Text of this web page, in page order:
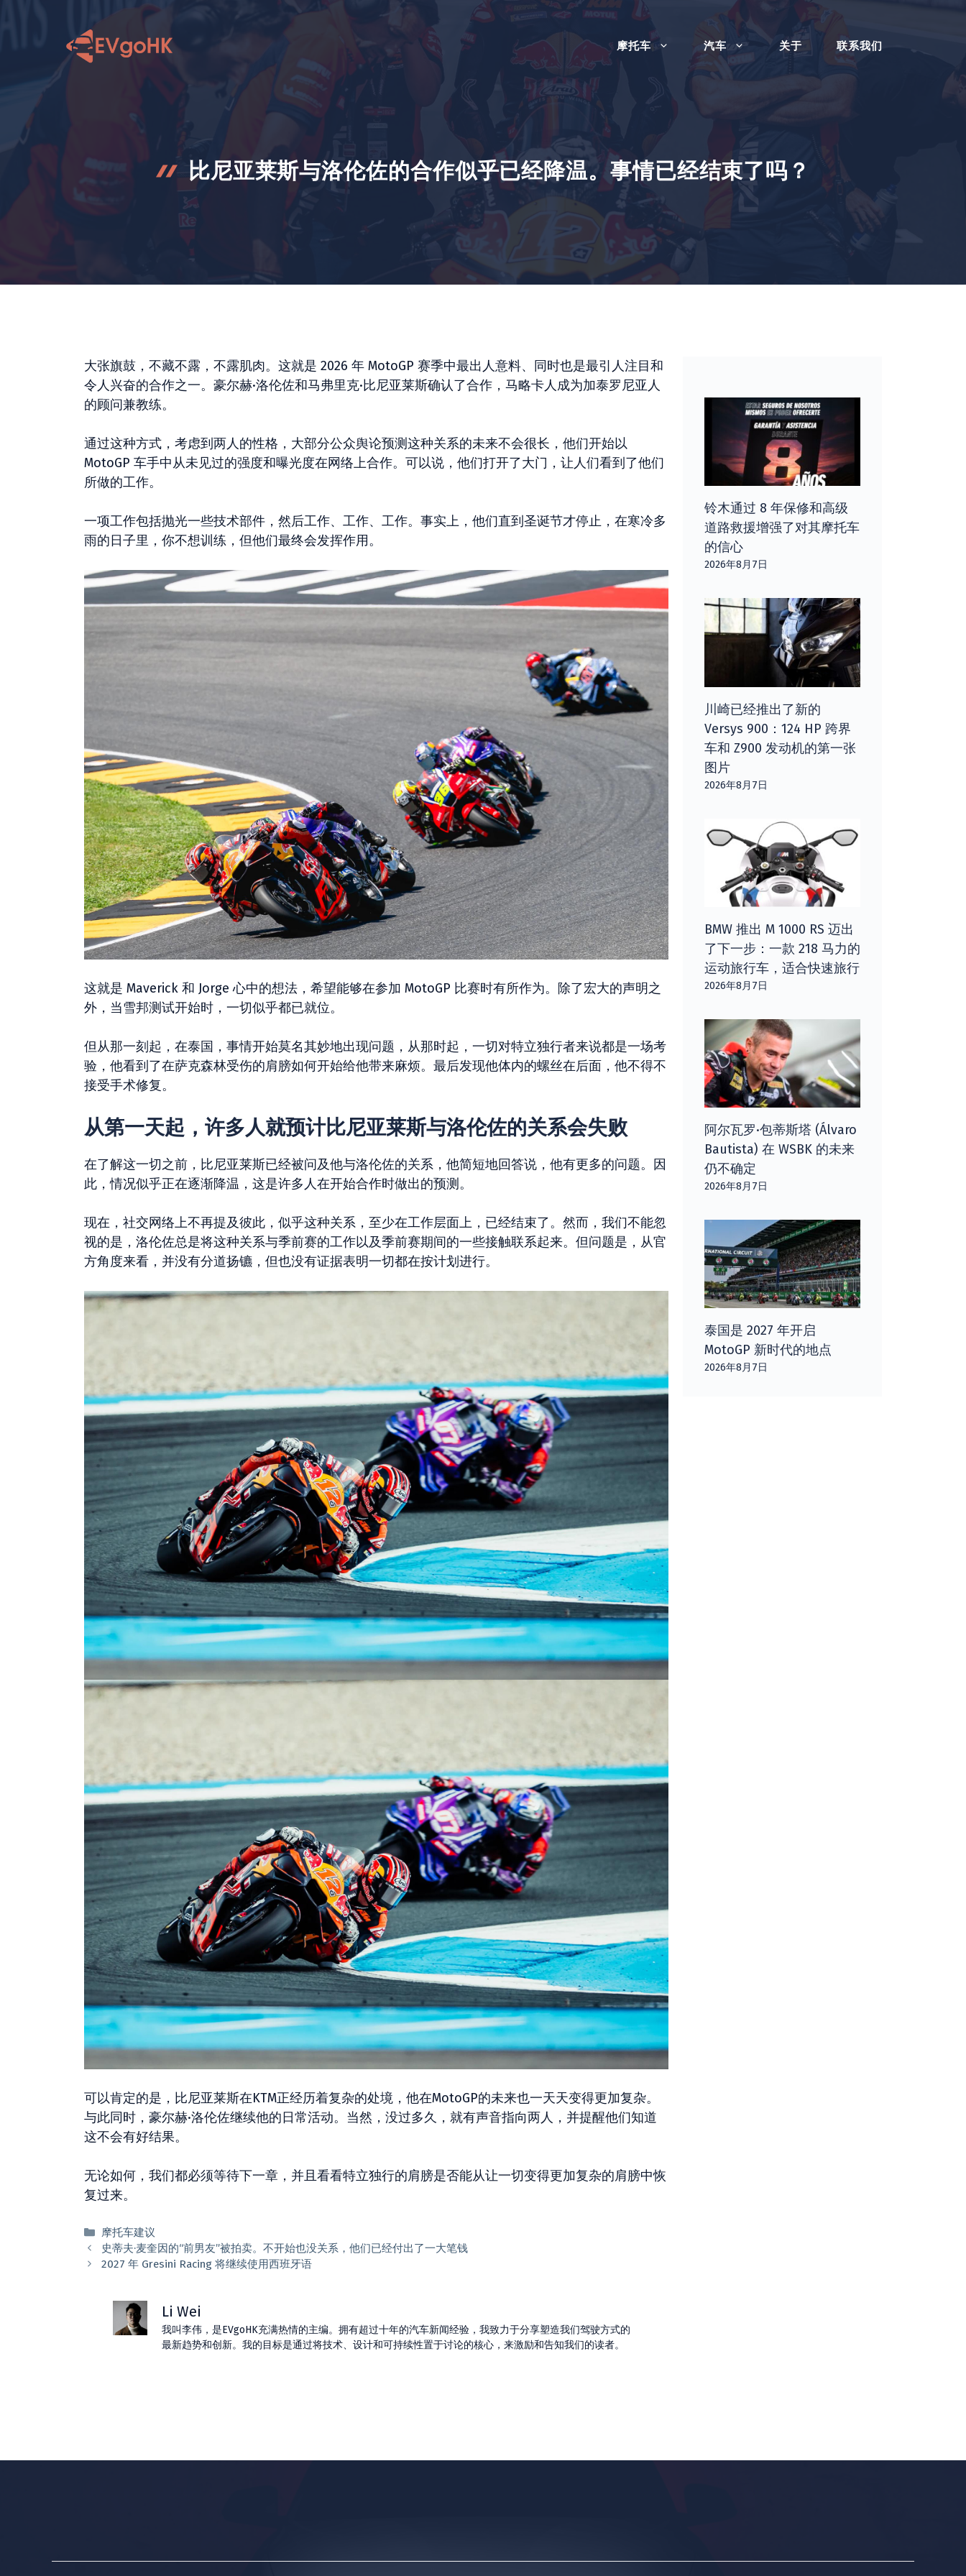
摩托车 汽车 关于 联系我们
比尼亚莱斯与洛伦佐的合作似乎已经降温。事情已经结束了吗？
大张旗鼓，不藏不露，不露肌肉。这就是 2026 年 MotoGP 赛季中最出人意料、同时也是最引人注目和
令人兴奋的合作之一。豪尔赫·洛伦佐和马弗里克·比尼亚莱斯确认了合作，马略卡人成为加泰罗尼亚人
的顾问兼教练。
通过这种方式，考虑到两人的性格，大部分公众舆论预测这种关系的未来不会很长，他们开始以
MotoGP 车手中从未见过的强度和曝光度在网络上合作。可以说，他们打开了大门，让人们看到了他们
所做的工作。
一项工作包括抛光一些技术部件，然后工作、工作、工作。事实上，他们直到圣诞节才停止，在寒冷多
雨的日子里，你不想训练，但他们最终会发挥作用。
这就是 Maverick 和 Jorge 心中的想法，希望能够在参加 MotoGP 比赛时有所作为。除了宏大的声明之
外，当雪邦测试开始时，一切似乎都已就位。
但从那一刻起，在泰国，事情开始莫名其妙地出现问题，从那时起，一切对特立独行者来说都是一场考
验，他看到了在萨克森林受伤的肩膀如何开始给他带来麻烦。最后发现他体内的螺丝在后面，他不得不
接受手术修复。
从第一天起，许多人就预计比尼亚莱斯与洛伦佐的关系会失败
在了解这一切之前，比尼亚莱斯已经被问及他与洛伦佐的关系，他简短地回答说，他有更多的问题。因
此，情况似乎正在逐渐降温，这是许多人在开始合作时做出的预测。
现在，社交网络上不再提及彼此，似乎这种关系，至少在工作层面上，已经结束了。然而，我们不能忽
视的是，洛伦佐总是将这种关系与季前赛的工作以及季前赛期间的一些接触联系起来。但问题是，从官
方角度来看，并没有分道扬镳，但也没有证据表明一切都在按计划进行。
可以肯定的是，比尼亚莱斯在KTM正经历着复杂的处境，他在MotoGP的未来也一天天变得更加复杂。
与此同时，豪尔赫·洛伦佐继续他的日常活动。当然，没过多久，就有声音指向两人，并提醒他们知道
这不会有好结果。
无论如何，我们都必须等待下一章，并且看看特立独行的肩膀是否能从让一切变得更加复杂的肩膀中恢
复过来。
分
类
摩托车建议
史蒂夫·麦奎因的“前男友”被拍卖。不开始也没关系，他们已经付出了一大笔钱
2027 年 Gresini Racing 将继续使用西班牙语
Li Wei
我叫李伟，是EVgoHK充满热情的主编。拥有超过十年的汽车新闻经验，我致力于分享塑造我们驾驶方式的
最新趋势和创新。我的目标是通过将技术、设计和可持续性置于讨论的核心，来激励和告知我们的读者。
铃木通过 8 年保修和高级
道路救援增强了对其摩托车
的信心
2026年8月7日
川崎已经推出了新的
Versys 900：124 HP 跨界
车和 Z900 发动机的第一张
图片
2026年8月7日
BMW 推出 M 1000 RS 迈出
了下一步：一款 218 马力的
运动旅行车，适合快速旅行
2026年8月7日
阿尔瓦罗·包蒂斯塔 (Álvaro
Bautista) 在 WSBK 的未来
仍不确定
2026年8月7日
泰国是 2027 年开启
MotoGP 新时代的地点
2026年8月7日